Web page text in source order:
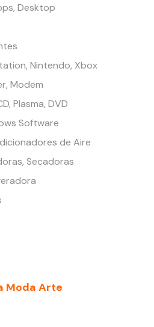
Desktop
Nintendo, Xbox
Modem
Plasma, DVD
Software
de Aire
Secadoras
Moda Arte